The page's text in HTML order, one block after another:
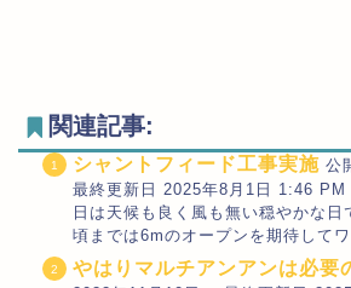
関連記事:
シャントフィード工事実施 公
最終更新日 2025年8月1日 1:46
日は天候も良く風も無い穏やかな日
頃までは6mのオープンを期待してワ
やはりマルチアンアンは必要